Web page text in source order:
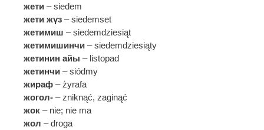
жети – siedem
жети жүз – siedemset
жетимиш – siedemdziesiąt
жетимишинчи – siedemdziesiąty
жетинин айы – listopad
жетинчи – siódmy
жираф – żyrafa
жогол- – zniknąć, zaginąć
жок – nie; nie ma
жол – droga